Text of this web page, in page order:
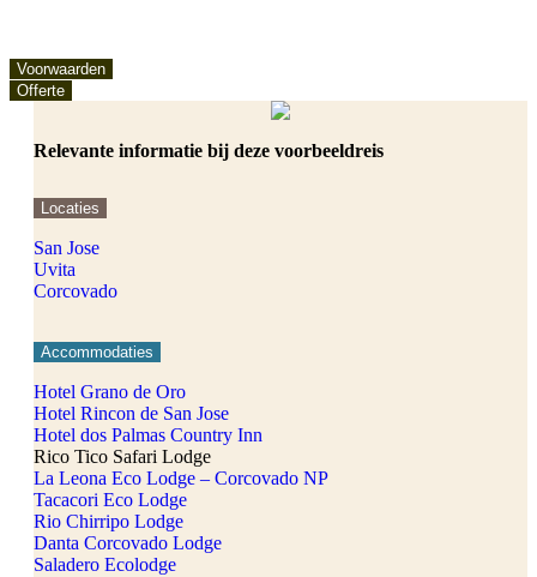
Voorwaarden
Offerte
Relevante informatie bij deze voorbeeldreis
Locaties
San Jose
Uvita
Corcovado
Accommodaties
Hotel Grano de Oro
Hotel Rincon de San Jose
Hotel dos Palmas Country Inn
Rico Tico Safari Lodge
La Leona Eco Lodge – Corcovado NP
Tacacori Eco Lodge
Rio Chirripo Lodge
Danta Corcovado Lodge
Saladero Ecolodge